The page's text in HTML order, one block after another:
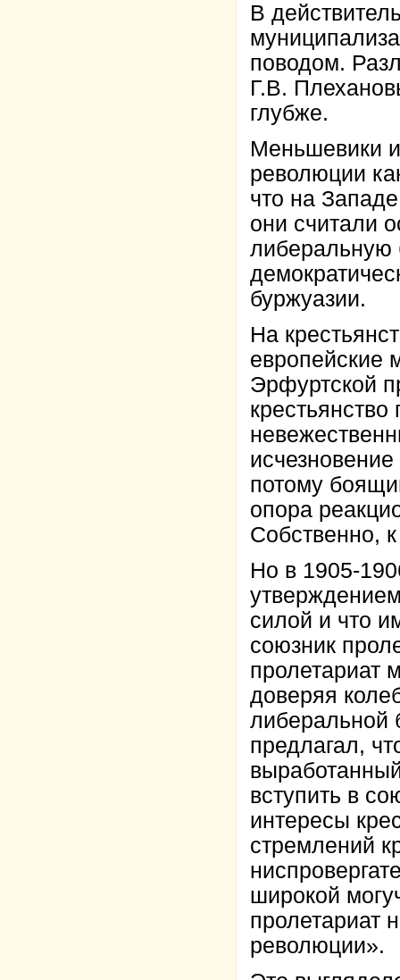
В
поводом.
Г.В.
глубже.
Меньшевики
революции
что на
они считали
либеральную
буржуазии.
На
европейские
Эрфуртской
потому
опора
Собственно,
Но в 1905-
силой и что
союзник
пролетариат
доверяя
либеральной
предлагал,
вступить в
интересы
стремлений
широкой
пролетариат
революции».